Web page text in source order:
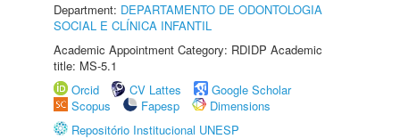
Department: DEPARTAMENTO DE ODONTOLOGIA
SOCIAL E CLÍNICA INFANTIL
Academic Appointment Category: RDIDP Academic
title: MS-5.1
Orcid
CV Lattes
Google Scholar
Scopus
Fapesp
Dimensions
Repositório Institucional UNESP